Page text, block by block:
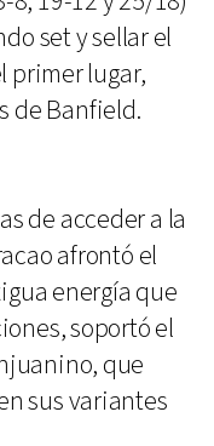
set y sellar el
primer lugar,
de Banfield.
de acceder a la
afrontó el
energía que
soportó el
que
sus variantes